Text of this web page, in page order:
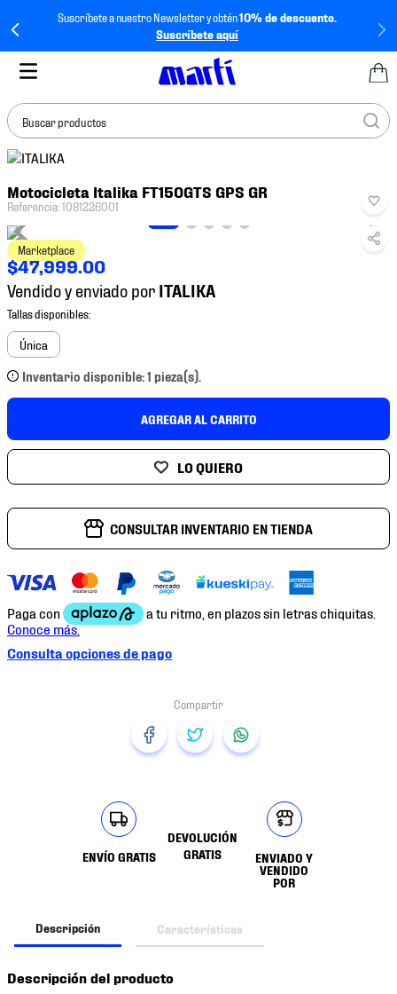
Suscríbete a nuestro Newsletter y obtén10% de descuento.
Suscríbete aquí
Buscar productos
Motocicleta Italika FT150GTS GPS GR
Referencia:1081226001
Marketplace
$47,999.00
Vendido y enviado por
Única
Inventario disponible: 1 pieza(s).
AGREGAR AL CARRITO
CONSULTAR INVENTARIO EN TIENDA
Consulta opciones de pago
ENVÍO GRATIS
DEVOLUCIÓN
GRATIS
ENVIADO Y
VENDIDO
POR
Descripción Características
Descripción del producto
BUSCADOS
2.
tenis hombre
tenis
4.
tenis futbol
5.
jersey
6.
mochila
8.
mochilas